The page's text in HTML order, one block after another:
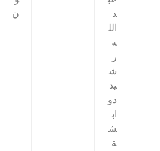
د
الل
ه
ر
ش
يد
دو
اب
ش
ة
ن